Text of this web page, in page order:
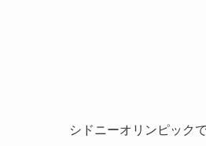
シドニーオリンピック